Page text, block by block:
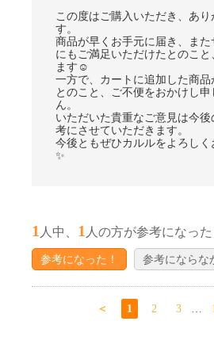
この度はご購入いただき、あり
す。
商品が早くお手元に届き、また
にもご満足いただけたとのこ
ます☺
一方で、カートに追加した商
とのこと、ご不便をおかけし
ん。
いただいた貴重なご意見は今
考にさせていただきます。
今後ともぜひカルルをよろし
✨
1 人中、 1 人の方が参考になっ
参考になった！ 参考にならな
＜ 1 2 3 …